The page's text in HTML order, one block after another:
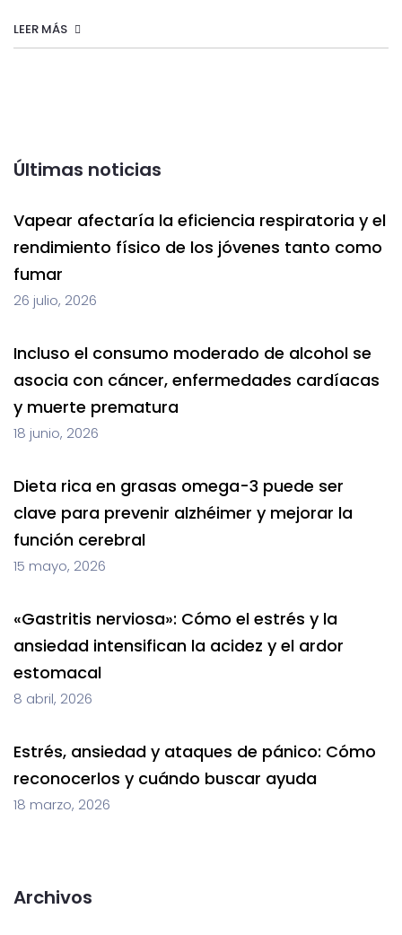
LEER MÁS
Últimas noticias
Vapear afectaría la eficiencia respiratoria y el
rendimiento físico de los jóvenes tanto como
fumar
26 julio, 2026
Incluso el consumo moderado de alcohol se
asocia con cáncer, enfermedades cardíacas
y muerte prematura
18 junio, 2026
Dieta rica en grasas omega-3 puede ser
clave para prevenir alzhéimer y mejorar la
función cerebral
15 mayo, 2026
«Gastritis nerviosa»: Cómo el estrés y la
ansiedad intensifican la acidez y el ardor
estomacal
8 abril, 2026
Estrés, ansiedad y ataques de pánico: Cómo
reconocerlos y cuándo buscar ayuda
18 marzo, 2026
Archivos